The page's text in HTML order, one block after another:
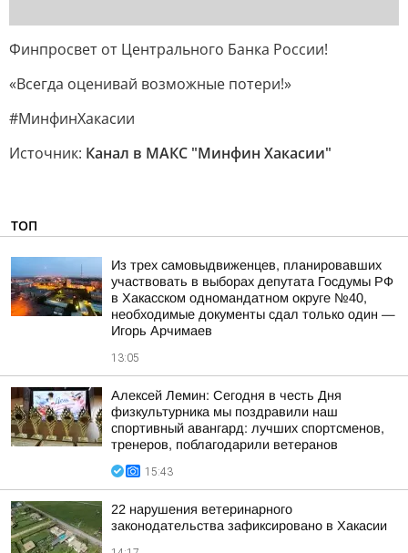
Финпросвет от Центрального Банка России!
«Всегда оценивай возможные потери!»
#МинфинХакасии
Источник: Канал в МАКС "Минфин Хакасии"
ТОП
Из трех самовыдвиженцев, планировавших
участвовать в выборах депутата Госдумы РФ
в Хакасском одномандатном округе №40,
необходимые документы сдал только один —
Игорь Арчимаев
13:05
Алексей Лемин: Сегодня в честь Дня
физкультурника мы поздравили наш
спортивный авангард: лучших спортсменов,
тренеров, поблагодарили ветеранов
15:43
22 нарушения ветеринарного
законодательства зафиксировано в Хакасии